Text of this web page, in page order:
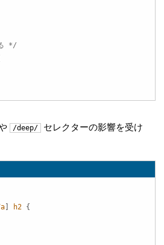
*/
/deep/
セレクターの影響を受け
] h2 {